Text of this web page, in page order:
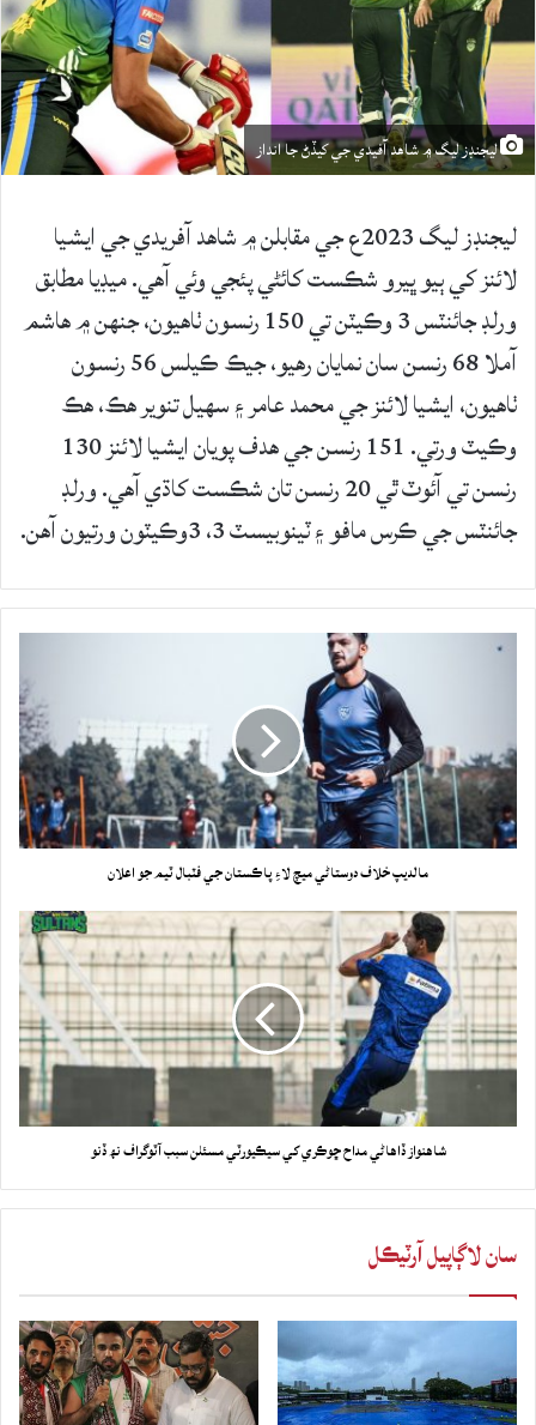
ليجنڊز ليگ ۾ شاهد آفيدي جي کيڏڻ جا انداز
ليجنڊز ليگ 2023ع جي مقابلن ۾ شاهد آفريدي جي ايشيا
لائنز کي ٻيو ڀيرو شڪست کائڻي پئجي وئي آهي. ميڊيا مطابق
ورلڊ جائنٽس 3 وڪيٽن تي 150 رنسون ٺاهيون، جنهن ۾ هاشم
آملا 68 رنسن سان نمايان رهيو، جيڪ ڪيلس 56 رنسون
ٺاهيون، ايشيا لائنز جي محمد عامر ۽ سهيل تنوير هڪ، هڪ
وڪيٽ ورتي. 151 رنسن جي هدف پويان ايشيا لائنز 130
رنسن تي آئوٽ ٿي 20 رنسن تان شڪست کاڌي آهي. ورلڊ
جائنٽس جي ڪرس مافو ۽ ٽينوبيسٽ 3، 3وڪيٽون ورتيون آهن.
مالديپ خلاف دوستاڻي ميچ لاءِ پاڪستان جي فٽبال ٽيم جو اعلان
شاهنواز ڏاهاڻي مداح ڇوڪري کي سيڪيورٽي مسئلن سبب آٽوگراف نھ ڏنو
سان لاڳاپيل آرٽيڪل